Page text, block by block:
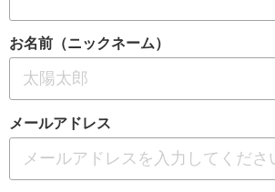
お名前（ニックネーム）
メールアドレス